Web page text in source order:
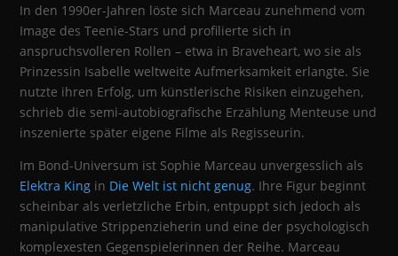
In den 1990er-Jahren löste sich Marceau zunehmend vom
Image des Teenie-Stars und profilierte sich in
anspruchsvolleren Rollen – etwa in Braveheart, wo sie als
Prinzessin Isabelle weltweite Aufmerksamkeit erlangte. Sie
nutzte ihren Erfolg, um künstlerische Risiken einzugehen,
schrieb die semi-autobiografische Erzählung Menteuse und
inszenierte später eigene Filme als Regisseurin.
Im Bond-Universum ist Sophie Marceau unvergesslich als
Elektra King in Die Welt ist nicht genug. Ihre Figur beginnt
scheinbar als verletzliche Erbin, entpuppt sich jedoch als
manipulative Strippenzieherin und eine der psychologisch
komplexesten Gegenspielerinnen der Reihe. Marceau